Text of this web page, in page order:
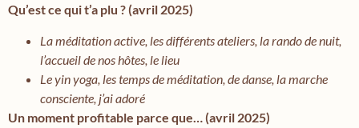
Qu’est ce qui t’a plu ? (avril 2025)
La méditation active, les différents ateliers, la rando de nuit,
l’accueil de nos hôtes, le lieu
Le yin yoga, les temps de méditation, de danse, la marche
consciente, j’ai adoré
Un moment profitable parce que… (avril 2025)